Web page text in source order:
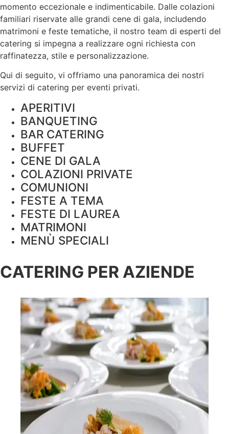
momento eccezionale e indimenticabile. Dalle colazioni
familiari riservate alle grandi cene di gala, includendo
matrimoni e feste tematiche, il nostro team di esperti del
catering si impegna a realizzare ogni richiesta con
raffinatezza, stile e personalizzazione.
Qui di seguito, vi offriamo una panoramica dei nostri
servizi di catering per eventi privati.
APERITIVI
BANQUETING
BAR CATERING
BUFFET
CENE DI GALA
COLAZIONI PRIVATE
COMUNIONI
FESTE A TEMA
FESTE DI LAUREA
MATRIMONI
MENÙ SPECIALI
CATERING PER AZIENDE